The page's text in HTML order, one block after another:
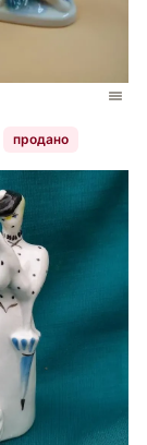
продано